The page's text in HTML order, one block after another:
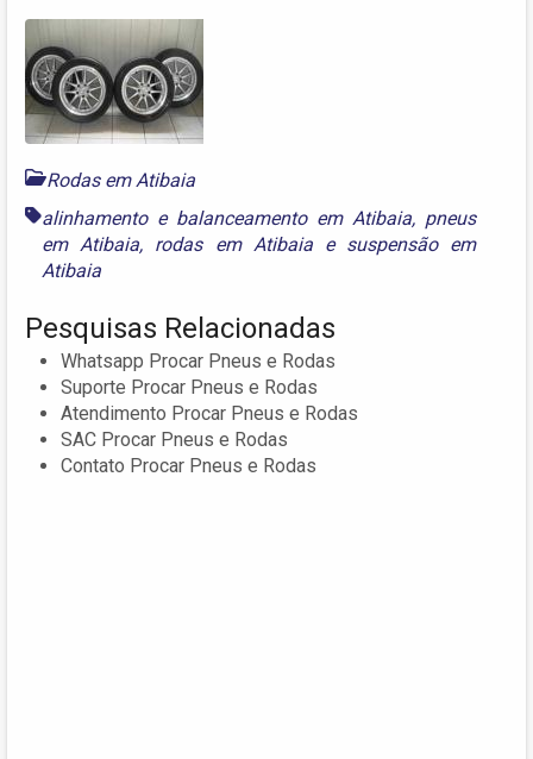
Rodas em Atibaia
alinhamento e balanceamento em Atibaia, pneus
em Atibaia, rodas em Atibaiae suspensão em
Atibaia
Pesquisas Relacionadas
Whatsapp Procar Pneus e Rodas
Suporte Procar Pneus e Rodas
Atendimento Procar Pneus e Rodas
SAC Procar Pneus e Rodas
Contato Procar Pneus e Rodas